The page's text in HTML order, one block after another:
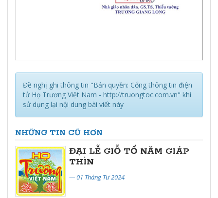
Đề nghị ghi thông tin "Bản quyền: Cổng thông tin điện
tử Họ Trương Việt Nam - http://truongtoc.com.vn" khi
sử dụng lại nội dung bài viết này
NHỮNG TIN CŨ HƠN
ĐẠI LỄ GIỖ TỔ NĂM GIÁP
THÌN
— 01 Tháng Tư 2024